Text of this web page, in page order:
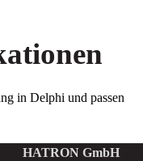
in Delphi und passen
HATRON GmbH